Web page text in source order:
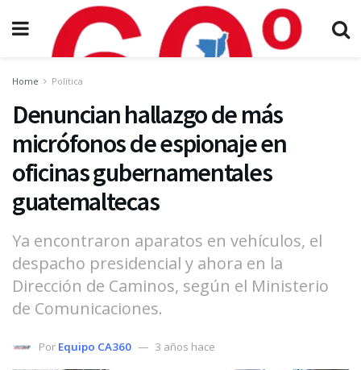
Home Política
Denuncian hallazgo de más
micrófonos de espionaje en
oficinas gubernamentales
guatemaltecas
Ya encontraron aparatos en vehículos, el
despacho presidencial y ahora en la
Dirección de Caminos, según el Ministerio
de Comunicaciones.
Por Equipo CA360 3 años hace